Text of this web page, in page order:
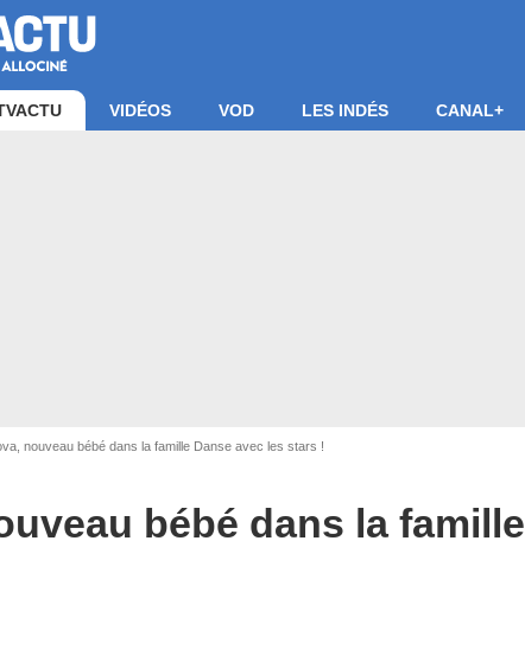
VIDÉOS VOD LES INDÉS CANAL+
nouveau bébé dans la famille Danse avec les stars !
bébé dans la famille